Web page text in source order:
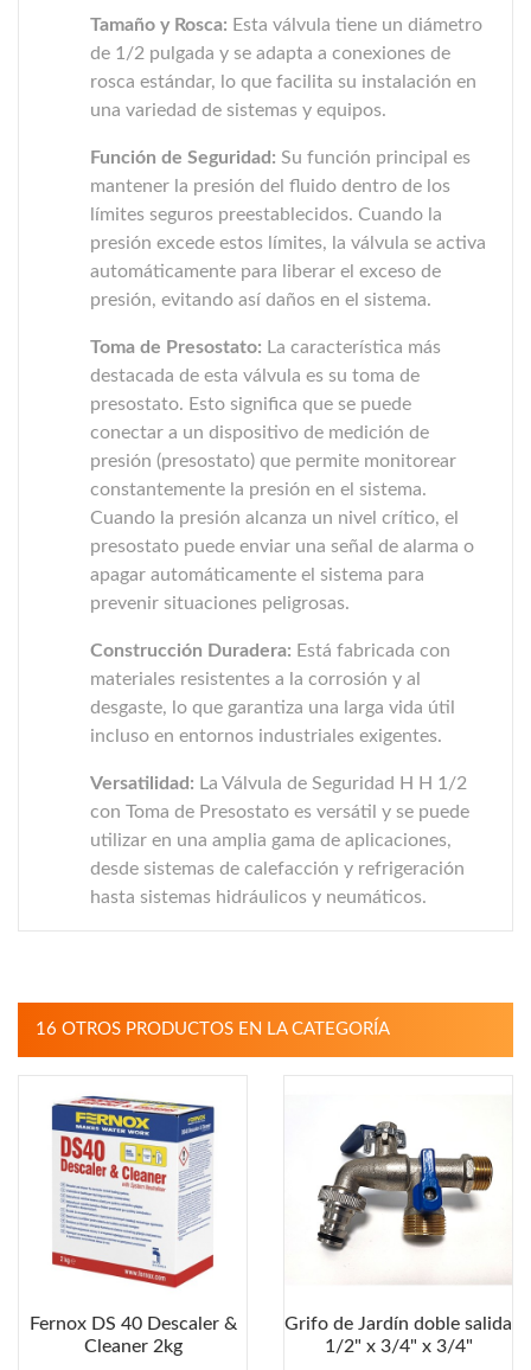
Tamaño y Rosca: Esta válvula tiene un diámetro
de 1/2 pulgada y se adapta a conexiones de
rosca estándar, lo que facilita su instalación en
una variedad de sistemas y equipos.
Función de Seguridad: Su función principal es
mantener la presión del fluido dentro de los
límites seguros preestablecidos. Cuando la
presión excede estos límites, la válvula se activa
automáticamente para liberar el exceso de
presión, evitando así daños en el sistema.
Toma de Presostato: La característica más
destacada de esta válvula es su toma de
presostato. Esto significa que se puede
conectar a un dispositivo de medición de
presión (presostato) que permite monitorear
constantemente la presión en el sistema.
Cuando la presión alcanza un nivel crítico, el
presostato puede enviar una señal de alarma o
apagar automáticamente el sistema para
prevenir situaciones peligrosas.
Construcción Duradera: Está fabricada con
materiales resistentes a la corrosión y al
desgaste, lo que garantiza una larga vida útil
incluso en entornos industriales exigentes.
Versatilidad: La Válvula de Seguridad H H 1/2
con Toma de Presostato es versátil y se puede
utilizar en una amplia gama de aplicaciones,
desde sistemas de calefacción y refrigeración
hasta sistemas hidráulicos y neumáticos.
16 OTROS PRODUCTOS EN LA CATEGORÍA
Fernox DS 40 Descaler &
Cleaner 2kg
Grifo de Jardín doble salida
1/2" x 3/4" x 3/4"